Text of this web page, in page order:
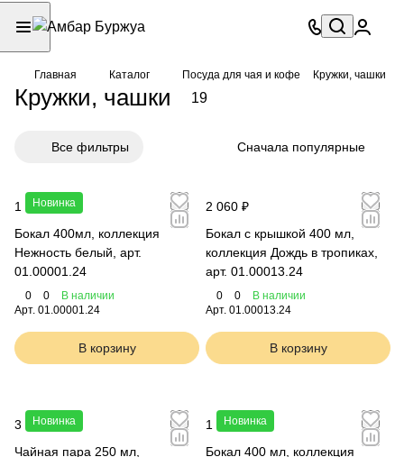
Главная Каталог Посуда для чая и кофе Кружки, чашки
Кружки, чашки 19
Все фильтры Сначала популярные
Новинка
1 300 ₽
Бокал 400мл, коллекция
Нежность белый, арт.
01.00001.24
0 0
В наличии
Арт. 01.00001.24
В корзину
2 060 ₽
Бокал с крышкой 400 мл,
коллекция Дождь в тропиках,
арт. 01.00013.24
0 0
В наличии
Арт. 01.00013.24
В корзину
Новинка
3 470 ₽
Чайная пара 250 мл,
Новинка
1 560 ₽
Бокал 400 мл, коллекция